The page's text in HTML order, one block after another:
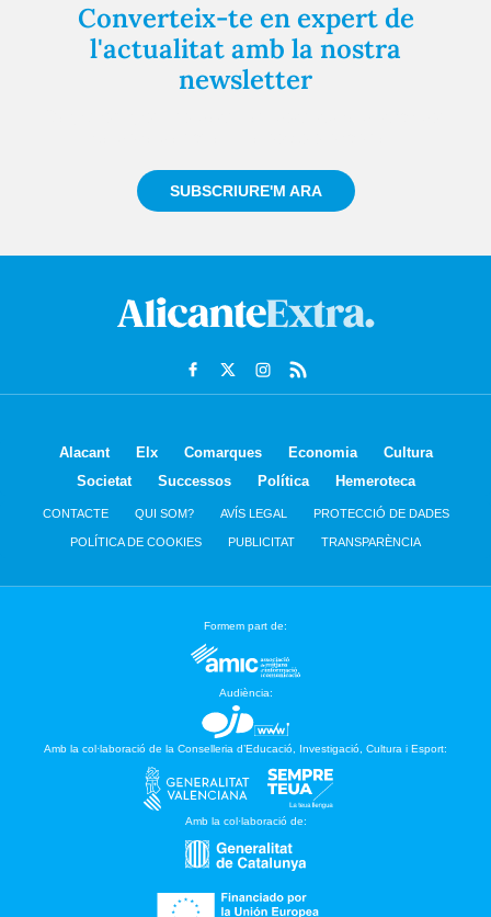
Converteix-te en expert de
l'actualitat amb la nostra
newsletter
SUBSCRIURE'M ARA
Alacant Elx Comarques Economia
Cultura
Societat
Successos Política Hemeroteca
CONTACTE QUI SOM? AVÍS LEGAL PROTECCIÓ DE DADES
POLÍTICA DE COOKIES PUBLICITAT TRANSPARÈNCIA
Formem part de:
Audiència:
Amb la col·laboració de la Conselleria d’Educació, Investigació, Cultura i Esport:
Amb la col·laboració de: